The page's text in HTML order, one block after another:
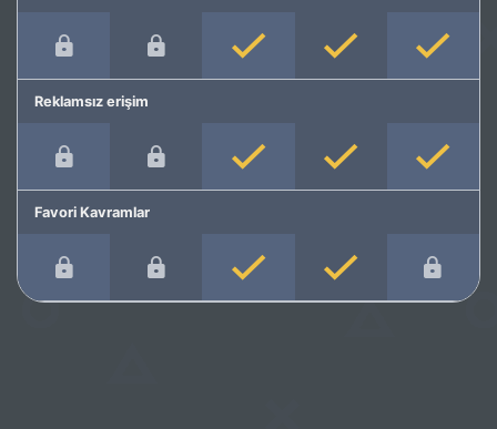
Reklamsız erişim
Favori Kavramlar